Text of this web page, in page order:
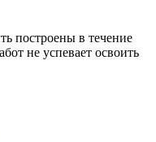
построены в течение
не успевает освоить